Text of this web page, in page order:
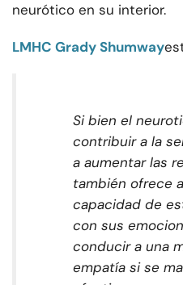
neurótico en su interior.
LMHC Grady Shumway
Si bien el
contribuir a la
a aumentar las
también ofrece
capacidad de
con sus
conducir a una
empatía si se